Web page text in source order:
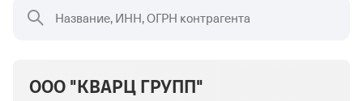
Название, ИНН, ОГРН контрагента
ООО "КВАРЦ ГРУПП"